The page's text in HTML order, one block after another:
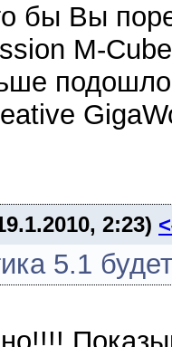
бы Вы
M-
2:23)
5.1